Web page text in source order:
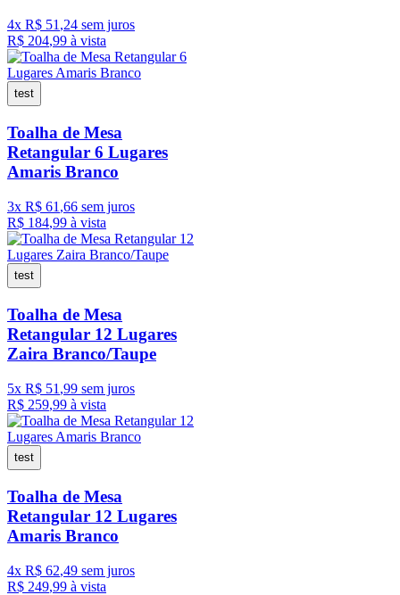
4x R$ 51 ,24 sem juros
R$ 204,99 à vista
test
Toalha de Mesa
Retangular 6 Lugares
Amaris Branco
3x R$ 61 ,66 sem juros
R$ 184,99 à vista
test
Toalha de Mesa
Retangular 12 Lugares
Zaira Branco/Taupe
5x R$ 51 ,99 sem juros
R$ 259,99 à vista
test
Toalha de Mesa
Retangular 12 Lugares
Amaris Branco
4x R$ 62,49 sem juros
R$ 249,99 à vista